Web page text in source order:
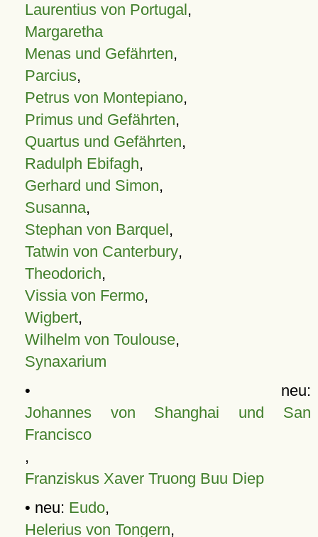
Laurentius von Portugal,
Margaretha
Menas und Gefährten,
Parcius,
Petrus von Montepiano,
Primus und Gefährten,
Quartus und Gefährten,
Radulph Ebifagh,
Gerhard und Simon,
Susanna,
Stephan von Barquel,
Tatwin von Canterbury,
Theodorich,
Vissia von Fermo,
Wigbert,
Wilhelm von Toulouse,
Synaxarium
• neu:
Johannes von Shanghai und San
Francisco
,
Franziskus Xaver Truong Buu Diep
• neu: Eudo,
Helerius von Tongern,